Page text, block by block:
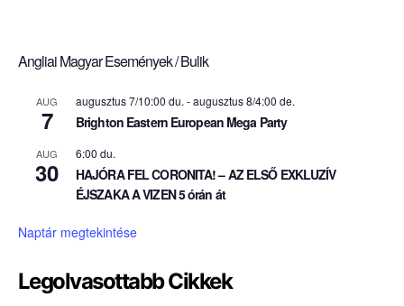
Angliai Magyar Események / Bulik
AUG
7
augusztus 7/10:00 du. -augusztus 8/4:00 de.
Brighton Eastern European Mega Party
AUG
30
6:00 du.
HAJÓRA FEL CORONITA! – AZ ELSŐ EXKLUZÍV
ÉJSZAKA A VIZEN 5 órán át
Naptár megtekintése
Legolvasottabb Cikkek